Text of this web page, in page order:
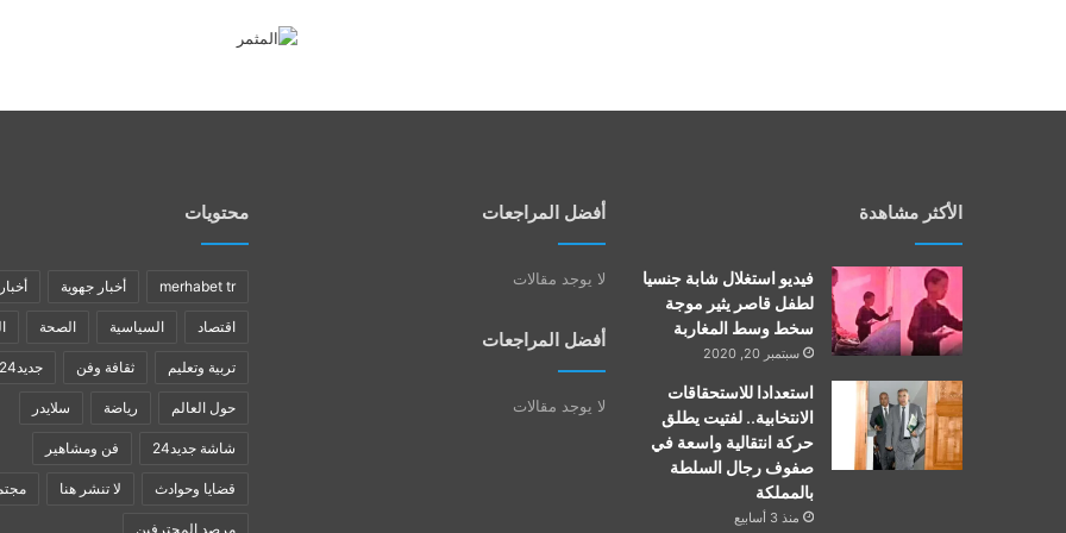
الأكثر مشاهدة
فيديو استغلال شابة جنسيا
لطفل قاصر يثير موجة
سخط وسط المغاربة
سبتمبر 20, 2020
استعدادا للاستحقاقات
الانتخابية.. لفتيت يطلق
حركة انتقالية واسعة في
صفوف رجال السلطة
بالمملكة
منذ 3 أسابيع
أفضل المراجعات
لا يوجد مقالات
أفضل المراجعات
لا يوجد مقالات
محتويات
merhabet tr أخبار جهوية
اقتصاد السياسية الصحة
تربية وتعليم ثقافة وفن جديد24
حول العالم رياضة سلايدر
شاشة جديد24 فن ومشاهير
قضايا وحوادث لا تنشر هنا
مرصد المحترفين